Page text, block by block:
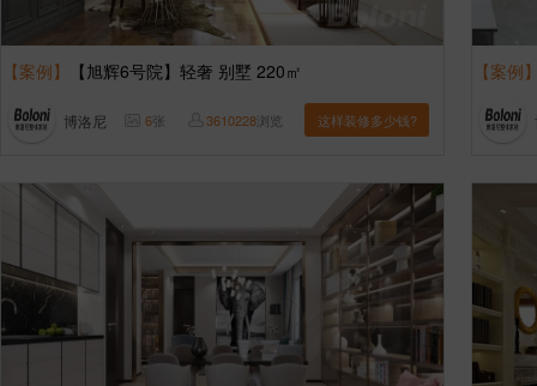
【案例】 【旭辉6号院】轻奢 别墅 220㎡
博洛尼 6张 3610228浏览 这样装修多少钱?
【案例